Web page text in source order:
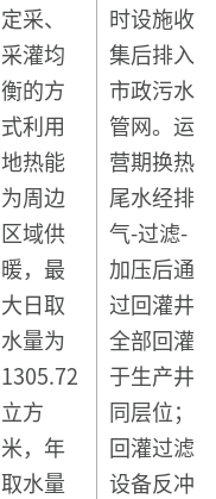
定采、
采灌均
衡的方
式利用
地热能
为周边
区域供
暖，最
大日取
水量为
1305.72
立方
米，年
取水量
时设施收
集后排入
市政污水
管网。运
营期换热
尾水经排
气-过滤-
加压后通
过回灌井
全部回灌
于生产井
同层位；
回灌过滤
设备反冲